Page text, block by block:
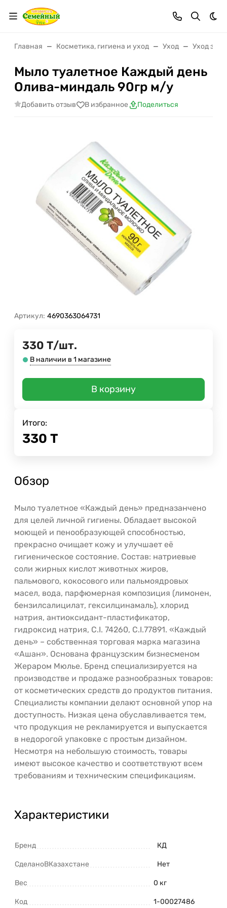
Главная Косметика, гигиена и уход Уход Уход за
Мыло туалетное Каждый день
Олива-миндаль 90гр м/у
Добавить отзыв В избранное Поделиться
Артикул: 4690363064731
330 Т/шт.
В наличии в 1 магазине
В корзину
Итого:
330 Т
Обзор
Мыло туалетное «Каждый день» предназанчено
для целей личной гигиены. Обладает высокой
моющей и пенообразующей способностью,
прекрасно очищает кожу и улучшает её
гигиеническое состояние. Состав: натриевые
соли жирных кислот животных жиров,
пальмового, кокосового или пальмоядровых
масел, вода, парфюмерная композиция (лимонен,
бензилсалицилат, гексилцинамаль), хлорид
натрия, антиоксидант-пластификатор,
гидроксид натрия, С.I. 74260, C.I.77891. «Каждый
день» – собственная торговая марка магазина
«Ашан». Основана французским бизнесменом
Жераром Мюлье. Бренд специализируется на
производстве и продаже разнообразных товаров:
от косметических средств до продуктов питания.
Специалисты компании делают основной упор на
доступность. Низкая цена обуславливается тем,
что продукция не рекламируется и выпускается
в недорогой упаковке с простым дизайном.
Несмотря на небольшую стоимость, товары
имеют высокое качество и соответствуют всем
требованиям и техническим спецификациям.
Характеристики
Бренд КД
СделаноВКазахстане Нет
Вес 0 кг
Код 1-00027486